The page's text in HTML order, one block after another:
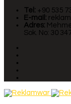
Tel: +90 535
E-mail:
Adres:
Sok. No: 30